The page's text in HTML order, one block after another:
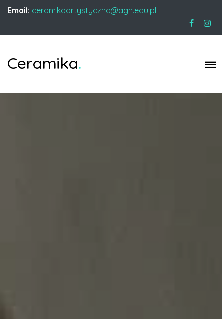
Email: ceramikaartystyczna@agh.edu.pl
Ceramika.